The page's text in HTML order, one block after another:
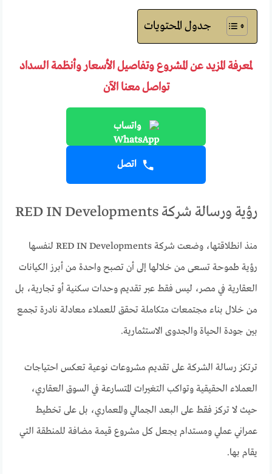
جدول المحتويات
لمعرفة المزيد عن المشروع وتفاصيل الأسعار وأنظمة السداد
تواصل معنا الآن
واتساب
اتصل
رؤية ورسالة شركة RED IN Developments
منذ انطلاقتها، وضعت شركة RED IN Developments لنفسها
رؤية طموحة تسعى من خلالها إلى أن تصبح واحدة من أبرز الكيانات
العقارية في مصر، ليس فقط عبر تقديم وحدات سكنية أو تجارية، بل
من خلال بناء مجتمعات متكاملة تحقق للعملاء معادلة نادرة تجمع
بين جودة الحياة والجدوى الاستثمارية.
ترتكز رسالة الشركة على تقديم مشروعات نوعية تعكس احتياجات
العملاء الحقيقية وتواكب التغيرات المتسارعة في السوق العقاري،
حيث لا تركز فقط على البعد الجمالي والمعماري، بل على تخطيط
عمراني عملي ومستدام يجعل كل مشروع قيمة مضافة للمنطقة التي
يقام بها.